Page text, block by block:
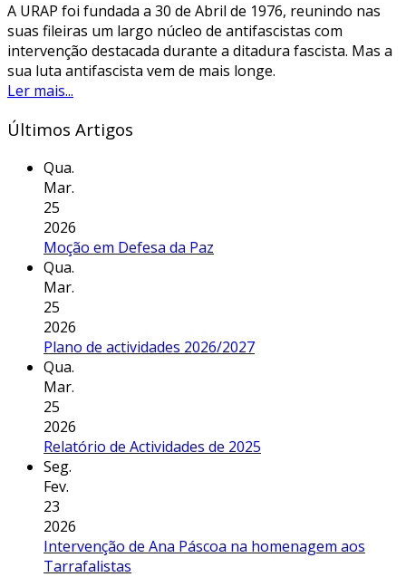
A URAP foi fundada a 30 de Abril de 1976, reunindo nas
suas fileiras um largo núcleo de antifascistas com
intervenção destacada durante a ditadura fascista. Mas a
sua luta antifascista vem de mais longe.
Ler mais...
Últimos Artigos
Qua.
Mar.
25
2026
Moção em Defesa da Paz
Qua.
Mar.
25
2026
Plano de actividades 2026/2027
Qua.
Mar.
25
2026
Relatório de Actividades de 2025
Seg.
Fev.
23
2026
Intervenção de Ana Páscoa na homenagem aos
Tarrafalistas